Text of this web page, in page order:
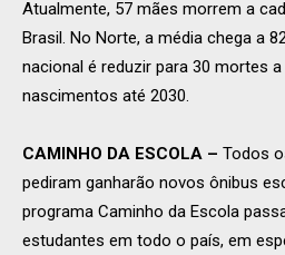
Atualmente, 57 mães morrem a
Brasil. No Norte, a média chega a
nacional é reduzir para 30 mortes
nascimentos até 2030.
CAMINHO DA ESCOLA – Todos
pediram ganharão novos ônibus
programa Caminho da Escola
estudantes em todo o país, em